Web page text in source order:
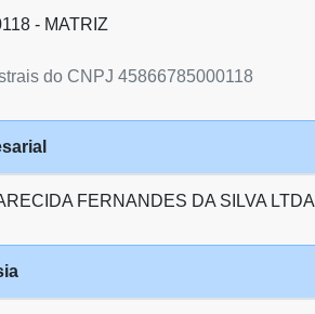
do CNPJ 45866785000118
- MATRIZ
FERNANDES DA SILVA LTDA